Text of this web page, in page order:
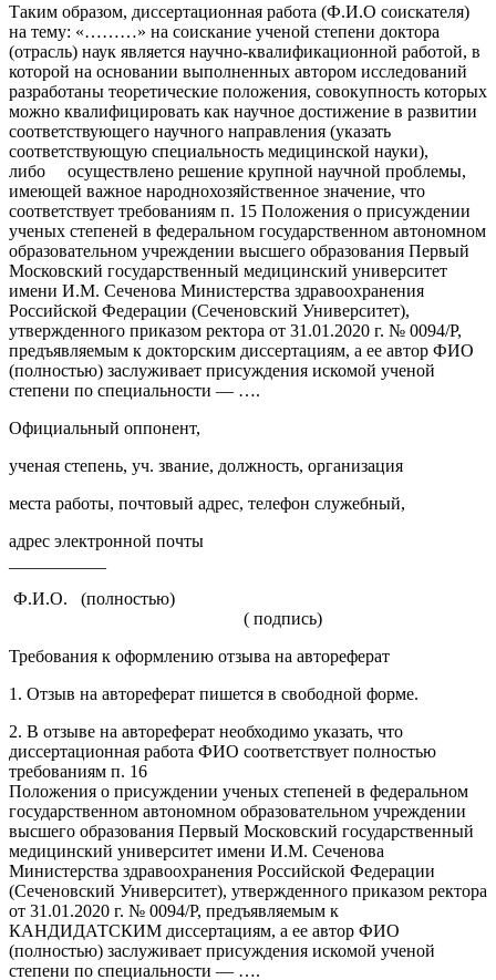
Таким образом, диссертационная работа (Ф.И.О соискателя)
на тему: «………» на соискание ученой степени доктора
(отрасль) наук является научно-квалификационной работой, в
которой на основании выполненных автором исследований
разработаны теоретические положения, совокупность которых
можно квалифицировать как научное достижение в развитии
соответствующего научного направления (указать
соответствующую специальность медицинской науки),
либо
осуществлено решение крупной научной проблемы,
имеющей важное народнохозяйственное значение, что
соответствует требованиям п. 15 Положения о присуждении
ученых степеней в федеральном государственном автономном
образовательном учреждении высшего образования Первый
Московский государственный медицинский университет
имени И.М. Сеченова Министерства здравоохранения
Российской Федерации (Сеченовский Университет),
утвержденного приказом ректора от 31.01.2020 г. № 0094/Р,
предъявляемым к докторским диссертациям, а ее автор ФИО
(полностью) заслуживает присуждения искомой ученой
степени по специальности — ….
Официальный оппонент,
ученая степень, уч. звание, должность, организация
места работы, почтовый адрес, телефон служебный,
адрес электронной почты
Ф.И.О. (полностью)
( подпись)
Требования к оформлению отзыва на автореферат
1. Отзыв на автореферат пишется в свободной форме.
2. В отзыве на автореферат необходимо указать, что
диссертационная работа ФИО соответствует полностью
требованиям п. 16
Положения о присуждении ученых степеней в федеральном
государственном автономном образовательном учреждении
высшего образования Первый Московский государственный
медицинский университет имени И.М. Сеченова
Министерства здравоохранения Российской Федерации
(Сеченовский Университет), утвержденного приказом ректора
от 31.01.2020 г. № 0094/Р, предъявляемым к
КАНДИДАТСКИМ диссертациям, а ее автор ФИО
(полностью) заслуживает присуждения искомой ученой
степени по специальности — ….